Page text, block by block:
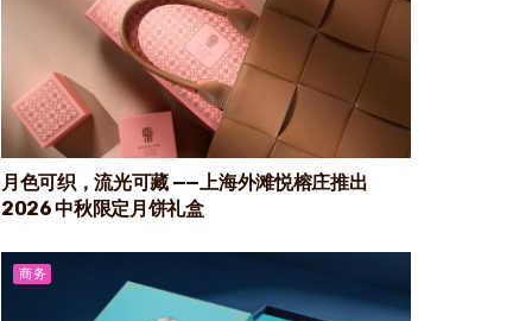
月色可织，流光可藏 ——上海外滩悦榕庄推出
2026 中秋限定月饼礼盒
商务